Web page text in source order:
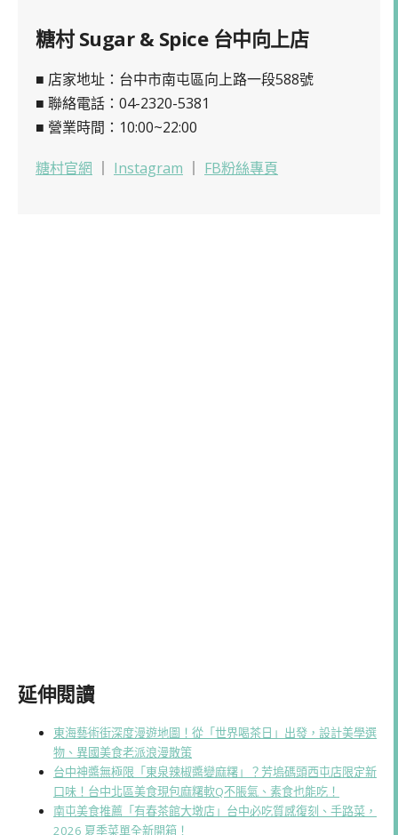
糖村 Sugar & Spice 台中向上店
■ 店家地址：台中市南屯區向上路一段588號
■ 聯絡電話：04-2320-5381
■ 營業時間：10:00~22:00
糖村官網 ｜ Instagram ｜ FB粉絲專頁
延伸閱讀
東海藝術街深度漫遊地圖！從「世界喝茶日」出發，設計美學選
物、異國美食老派浪漫散策
台中神醬無極限「東泉辣椒醬變麻糬」？芳塢碼頭西屯店限定新
口味！台中北區美食現包麻糬軟Q不脹氣、素食也能吃！
南屯美食推薦「有春茶館大墩店」台中必吃質感復刻、手路菜，
2026 夏季菜單全新開箱！